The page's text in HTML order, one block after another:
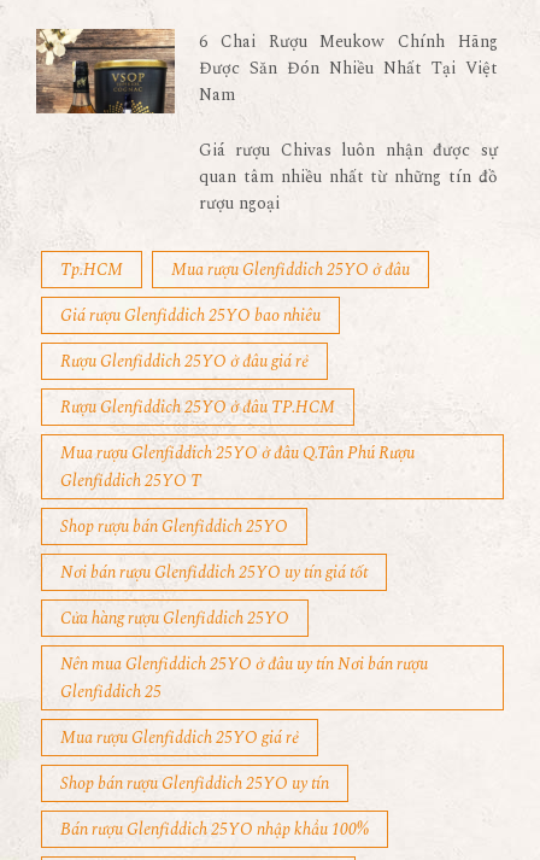
6 Chai Rượu Meukow Chính Hãng
Được Săn Đón Nhiều Nhất Tại Việt
Nam
Giá rượu Chivas luôn nhận được sự
quan tâm nhiều nhất từ những tín đồ
rượu ngoại
Tp.HCM
Mua rượu Glenfiddich 25YO ở đâu
Giá rượu Glenfiddich 25YO bao nhiêu
Rượu Glenfiddich 25YO ở đâu giá rẻ
Rượu Glenfiddich 25YO ở đâu TP.HCM
Mua rượu Glenfiddich 25YO ở đâu Q.Tân Phú Rượu
Glenfiddich 25YO T
Shop rượu bán Glenfiddich 25YO
Nơi bán rượu Glenfiddich 25YO uy tín giá tốt
Cửa hàng rượu Glenfiddich 25YO
Nên mua Glenfiddich 25YO ở đâu uy tín Nơi bán rượu
Glenfiddich 25
Mua rượu Glenfiddich 25YO giá rẻ
Shop bán rượu Glenfiddich 25YO uy tín
Bán rượu Glenfiddich 25YO nhập khẩu 100%